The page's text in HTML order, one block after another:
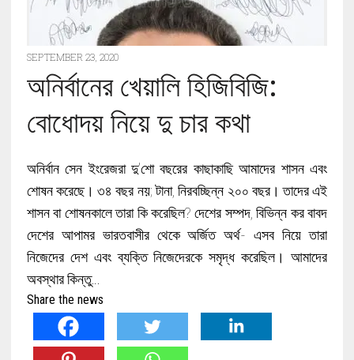
SEPTEMBER 23, 2020
অনির্বানের খেয়ালি হিজিবিজি:
বোধোদয় নিয়ে দু চার কথা
অনির্বান সেন ইংরেজরা দু’শো বছরের কাছাকাছি আমাদের শাসন এবং
শোষন করেছে। ৩৪ বছর নয়; টানা, নিরবচ্ছিন্ন ২০০ বছর। তাদের এই
শাসন বা শোষনকালে তারা কি করেছিল? দেশের সম্পদ, বিভিন্ন কর বাবদ
দেশের আপামর ভারতবাসীর থেকে অর্জিত অর্থ- এসব নিয়ে তারা
নিজেদের দেশ এবং ব্যক্তি নিজেদেরকে সমৃদ্ধ করেছিল। আমাদের
অবস্থার কিন্তু…
Share the news